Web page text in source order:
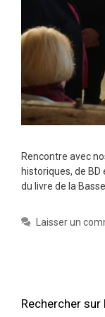
Rencontre avec
historiques, de
du livre de la
Laisser un
Rechercher sur